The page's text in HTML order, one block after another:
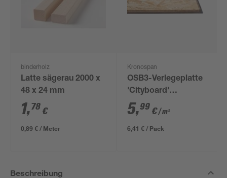
binderholz
Latte sägerau 2000 x
48 x 24 mm
1,78 €
0,89 € / Meter
Kronospan
OSB3-Verlegeplatte
'Cityboard'
ungeschliffen 1690 x
634 x 12 mm
5,99 €/ m²
6,41 € / Pack
Beschreibung